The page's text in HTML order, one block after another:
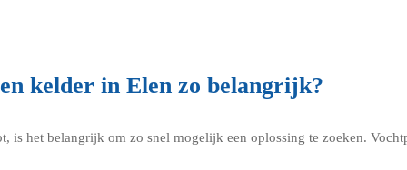
kelder in Elen zo belangrijk?
is het belangrijk om zo snel mogelijk een oplossing te zoeken.